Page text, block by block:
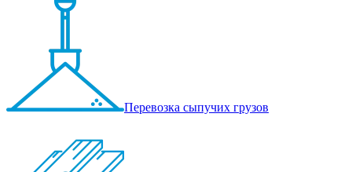
Перевозка сыпучих грузов